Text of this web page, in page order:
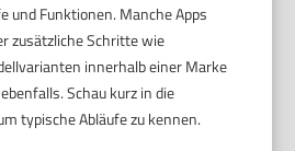
und Funktionen. Manche Apps
zusätzliche Schritte wie
innerhalb einer Marke
Schau kurz in die
typische Abläufe zu kennen.